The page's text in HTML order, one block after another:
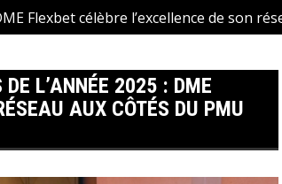
Flexbet célèbre l’excellence de son
DE L’ANNÉE 2025 : DME
AUX CÔTÉS DU PMU